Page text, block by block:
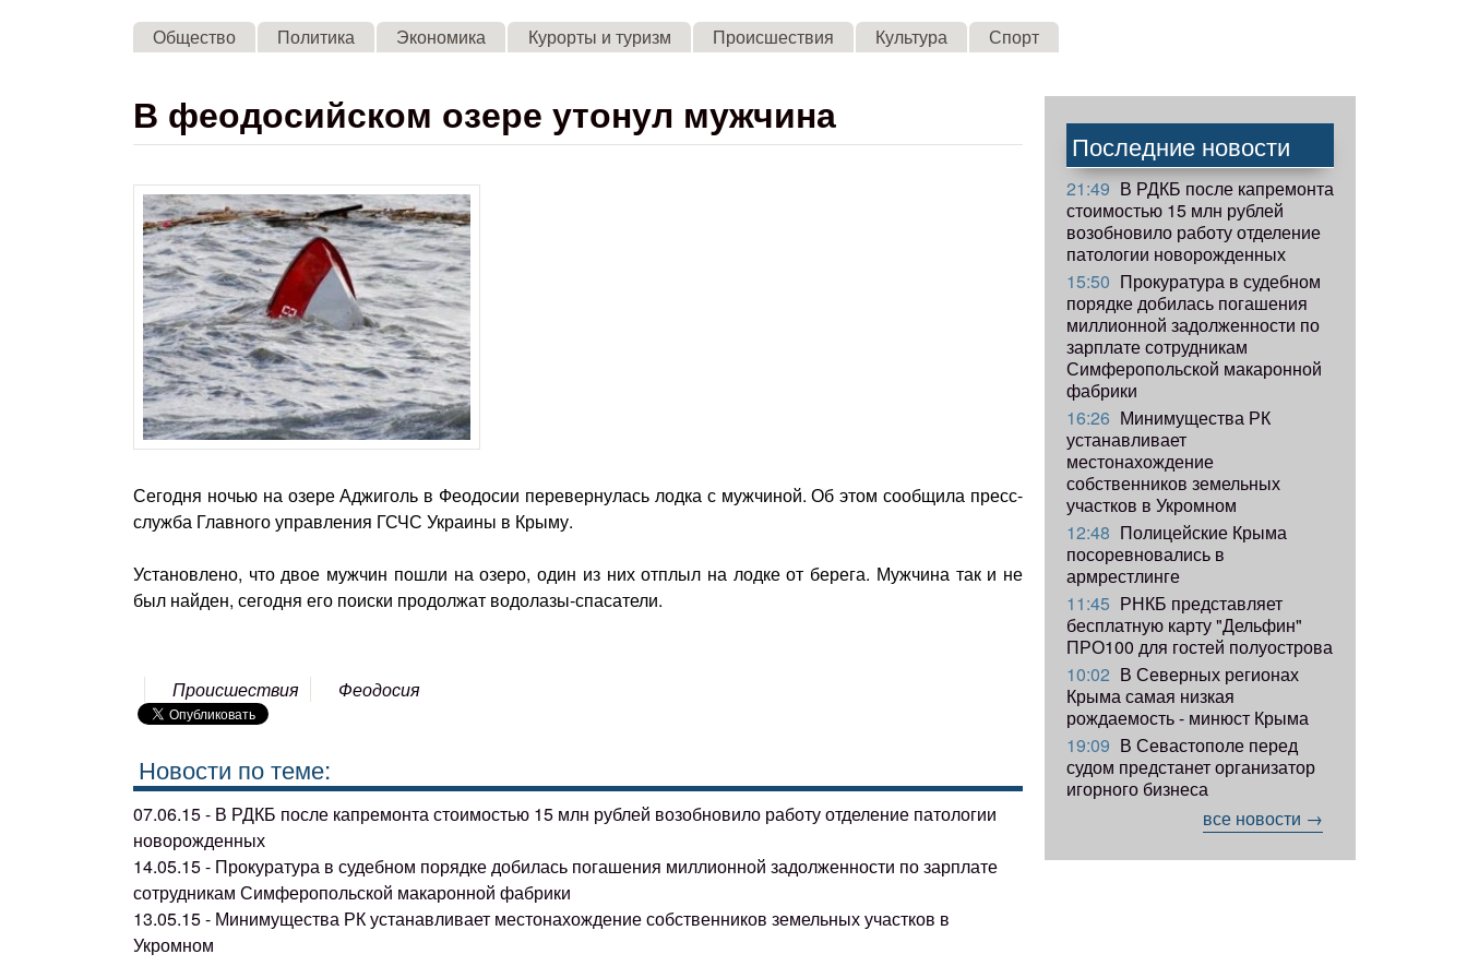
Skip to main content
Общество Политика Экономика Курорты и туризм Происшествия Культура Спорт
В феодосийском озере утонул мужчина
Сегодня ночью на озере Аджиголь в Феодосии перевернулась лодка с мужчиной. Об этом сообщила пресс-
служба Главного управления ГСЧС Украины в Крыму.
Установлено, что двое мужчин пошли на озеро, один из них отплыл на лодке от берега. Мужчина так и не
был найден, сегодня его поиски продолжат водолазы-спасатели.
Происшествия Феодосия
Новости по теме:
07.06.15 - В РДКБ после капремонта стоимостью 15 млн рублей возобновило работу отделение патологии
новорожденных
14.05.15 - Прокуратура в судебном порядке добилась погашения миллионной задолженности по зарплате
сотрудникам Симферопольской макаронной фабрики
13.05.15 - Минимущества РК устанавливает местонахождение собственников земельных участков в
Укромном
Последние новости
21:49 В РДКБ после капремонта
стоимостью 15 млн рублей
возобновило работу отделение
патологии новорожденных
15:50 Прокуратура в судебном
порядке добилась погашения
миллионной задолженности по
зарплате сотрудникам
Симферопольской макаронной
фабрики
16:26 Минимущества РК
устанавливает
местонахождение
собственников земельных
участков в Укромном
12:48 Полицейские Крыма
посоревновались в
армрестлинге
11:45 РНКБ представляет
бесплатную карту "Дельфин"
ПРО100 для гостей полуострова
10:02 В Северных регионах
Крыма самая низкая
рождаемость - минюст Крыма
19:09 В Севастополе перед
судом предстанет организатор
игорного бизнеса
все новости →